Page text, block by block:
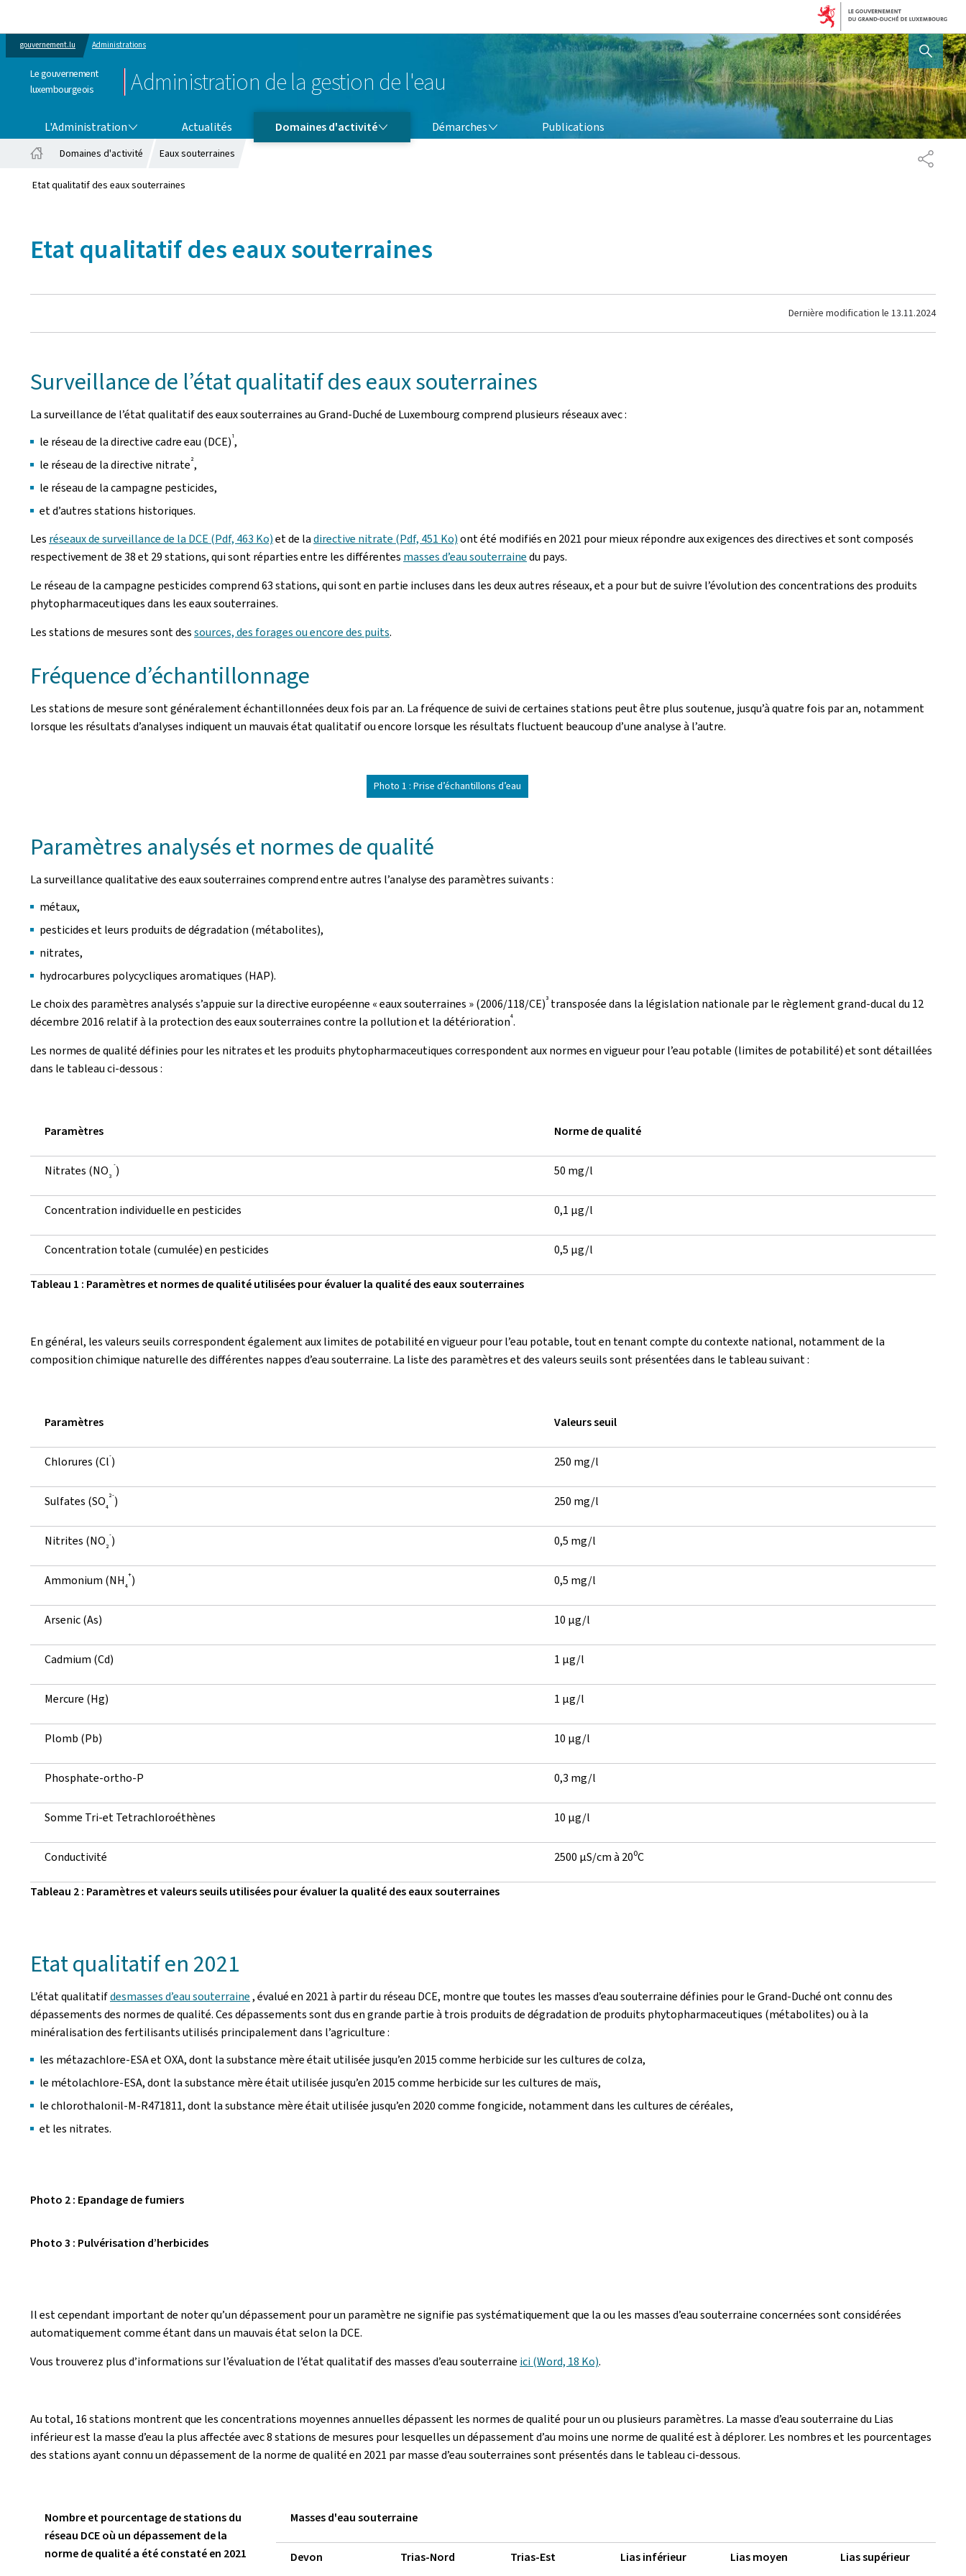
gouvernement.lu Administrations
Le gouvernement
luxembourgeois
Administration de la gestion de l'eau
AFFICHER / MASQUER
L'Administration Actualités Domaines d'activité Démarches
DÉMARCHES
Publications
Domaines d'activité Eaux souterraines
Etat qualitatif des eaux souterraines
Etat qualitatif des eaux souterraines
Dernière modification le 13.11.2024
Surveillance de l’état qualitatif des eaux souterraines
La surveillance de l’état qualitatif des eaux souterraines au Grand-Duché de Luxembourg comprend plusieurs réseaux avec :
le réseau de la directive cadre eau (DCE)1,
le réseau de la directive nitrate2,
le réseau de la campagne pesticides,
et d’autres stations historiques.
Les réseaux de surveillance de la DCE (Pdf, 463 Ko)et de ladirective nitrate (Pdf, 451 Ko)ont été modifiés en 2021 pour mieux répondre aux exigences des directives et sont composés
respectivement de 38 et 29 stations, qui sont réparties entre les différentes masses d’eau souterrainedu pays.
Le réseau de la campagne pesticides comprend 63 stations, qui sont en partie incluses dans les deux autres réseaux, et a pour but de suivre l’évolution des concentrations des produits
phytopharmaceutiques dans les eaux souterraines.
Les stations de mesures sont dessources, des forages ou encore des puits.
Fréquence d’échantillonnage
Les stations de mesure sont généralement échantillonnées deux fois par an. La fréquence de suivi de certaines stations peut être plus soutenue, jusqu’à quatre fois par an, notamment
lorsque les résultats d’analyses indiquent un mauvais état qualitatif ou encore lorsque les résultats fluctuent beaucoup d’une analyse à l’autre.
Photo 1 : Prise d’échantillons d’eau
Paramètres analysés et normes de qualité
La surveillance qualitative des eaux souterraines comprend entre autres l’analyse des paramètres suivants :
métaux,
pesticides et leurs produits de dégradation (métabolites),
nitrates,
hydrocarbures polycycliques aromatiques (HAP).
Le choix des paramètres analysés s’appuie sur la directive européenne « eaux souterraines » (2006/118/CE)3 transposée dans la législation nationale par le règlement grand-ducal du 12
décembre 2016 relatif à la protection des eaux souterraines contre la pollution et la détérioration4.
Les normes de qualité définies pour les nitrates et les produits phytopharmaceutiques correspondent aux normes en vigueur pour l’eau potable (limites de potabilité) et sont détaillées
dans le tableau ci-dessous :
Paramètres Norme de qualité
Nitrates (NO3
-) 50 mg/l
Concentration individuelle en pesticides 0,1 µg/l
Concentration totale (cumulée) en pesticides 0,5 µg/l
Tableau 1 : Paramètres et normes de qualité utilisées pour évaluer la qualité des eaux souterraines
En général, les valeurs seuils correspondent également aux limites de potabilité en vigueur pour l’eau potable, tout en tenant compte du contexte national, notamment de la
composition chimique naturelle des différentes nappes d’eau souterraine. La liste des paramètres et des valeurs seuils sont présentées dans le tableau suivant :
Paramètres Valeurs seuil
Chlorures (Cl-) 250 mg/l
Sulfates (SO4
2-) 250 mg/l
Nitrites (NO2
-) 0,5 mg/l
Ammonium (NH4
+) 0,5 mg/l
Arsenic (As) 10 µg/l
Cadmium (Cd) 1 µg/l
Mercure (Hg) 1 µg/l
Plomb (Pb) 10 µg/l
Phosphate-ortho-P 0,3 mg/l
Somme Tri-et Tetrachloroéthènes 10 µg/l
Conductivité 2500 µS/cm à 20⁰C
Tableau 2 : Paramètres et valeurs seuils utilisées pour évaluer la qualité des eaux souterraines
Etat qualitatif en 2021
L’état qualitatifdesmasses d’eau souterraine, évalué en 2021 à partir du réseau DCE, montre que toutes les masses d’eau souterraine définies pour le Grand-Duché ont connu des
dépassements des normes de qualité. Ces dépassements sont dus en grande partie à trois produits de dégradation de produits phytopharmaceutiques (métabolites) ou à la
minéralisation des fertilisants utilisés principalement dans l’agriculture :
les métazachlore-ESA et OXA, dont la substance mère était utilisée jusqu’en 2015 comme herbicide sur les cultures de colza,
le métolachlore-ESA, dont la substance mère était utilisée jusqu’en 2015 comme herbicide sur les cultures de maïs,
le chlorothalonil-M-R471811, dont la substance mère était utilisée jusqu’en 2020 comme fongicide, notamment dans les cultures de céréales,
et les nitrates.
Photo 2 : Epandage de fumiers
Photo 3 : Pulvérisation d’herbicides
Il est cependant important de noter qu’un dépassement pour un paramètre ne signifie pas systématiquement que la ou les masses d’eau souterraine concernées sont considérées
automatiquement comme étant dans un mauvais état selon la DCE.
Vous trouverez plus d’informations sur l’évaluation de l’état qualitatif des masses d’eau souterraine ici (Word, 18 Ko).
Au total, 16 stations montrent que les concentrations moyennes annuelles dépassent les normes de qualité pour un ou plusieurs paramètres. La masse d’eau souterraine du Lias
inférieur est la masse d’eau la plus affectée avec 8 stations de mesures pour lesquelles un dépassement d’au moins une norme de qualité est à déplorer. Les nombres et les pourcentages
des stations ayant connu un dépassement de la norme de qualité en 2021 par masse d’eau souterraines sont présentés dans le tableau ci-dessous.
Nombre et pourcentage de stations du
réseau DCE où un dépassement de la
norme de qualité a été constaté en 2021
Masses d'eau souterraine
Devon Trias-Nord Trias-Est Lias inférieur Lias moyen Lias supérieur